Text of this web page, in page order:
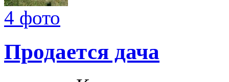
4 фото
Продается дача